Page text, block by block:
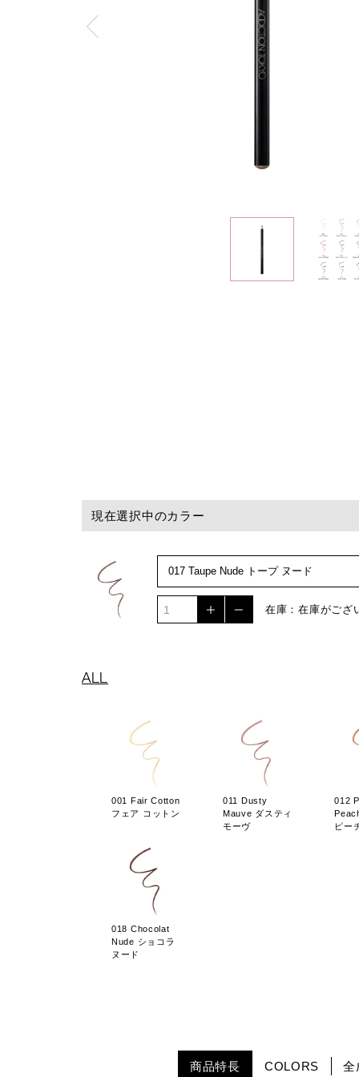
現在選択中のカラー
在庫：在庫がござ
ALL
001 Fair Cotton
フェア コットン
011 Dusty
Mauve ダスティ
モーヴ
012
ピー
018 Chocolat
Nude ショコラ
ヌード
商品特長 COLORS 全